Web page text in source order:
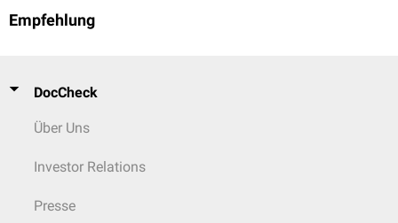
Empfehlung
DocCheck
Über Uns
Investor Relations
Presse